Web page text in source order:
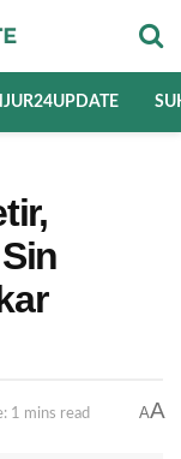
1 mins read AA